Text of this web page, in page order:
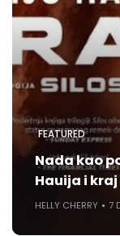
FEATURED
Nada kao
Hauija i
HELLY CHERRY 7